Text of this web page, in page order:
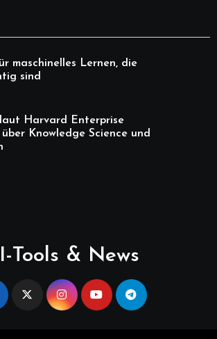
maschinelles Lernen, die
sind
Harvard Enterprise
Knowledge Science und
Tools & News